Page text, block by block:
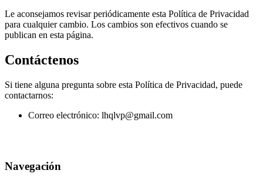
Le aconsejamos revisar periódicamente esta Política de Privacidad
para cualquier cambio. Los cambios son efectivos cuando se
publican en esta página.
Contáctenos
Si tiene alguna pregunta sobre esta Política de Privacidad, puede
contactarnos:
Correo electrónico: lhqlvp@gmail.com
Navegación